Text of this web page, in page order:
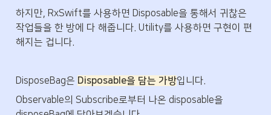
하지만, RxSwift를 사용하면 Disposable을 통해서 귀찮은
작업들을 한 방에 다 해줍니다. Utility를 사용하면 구현이 편
해지는 겁니다.
DisposeBag은 Disposable을 담는 가방입니다.
Observable의 Subscribe로부터 나온 disposable을